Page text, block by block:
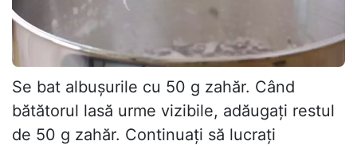
Se bat albușurile cu 50 g zahăr. Când
bătătorul lasă urme vizibile, adăugați restul
de 50 g zahăr. Continuați să lucrați